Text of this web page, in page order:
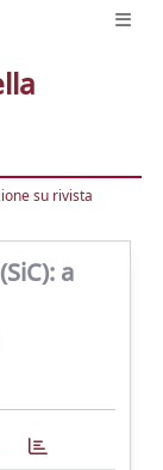
su rivista
a